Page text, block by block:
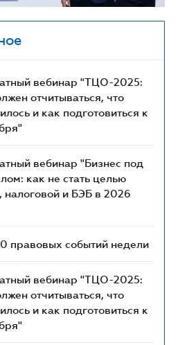
вебинар "ТЦО-2025:
отчитываться, что
и как подготовиться к
вебинар "Бизнес под
как не стать целью
налоговой и БЭБ в 2026
правовых событий недели
вебинар "ТЦО-2025:
отчитываться, что
и как подготовиться к